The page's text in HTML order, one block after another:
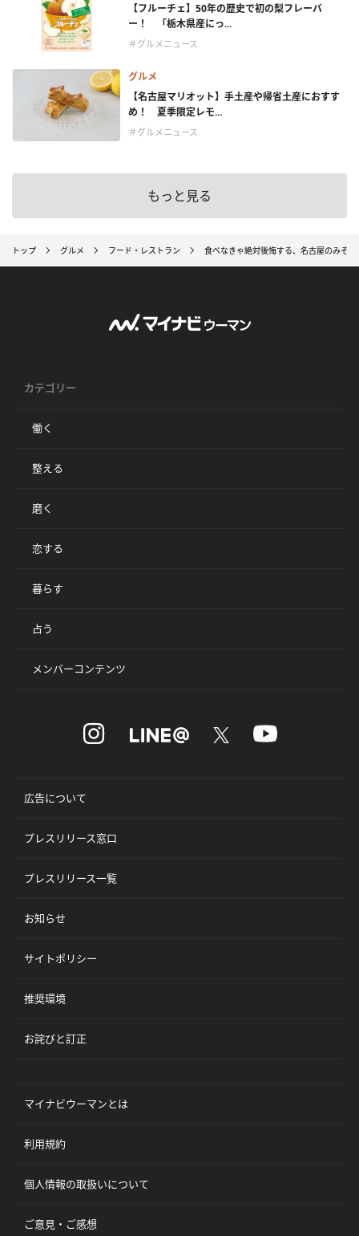
【フルーチェ】50年の歴史で初の梨フレーバ
ー！ 「栃木県産にっ...
＃グルメニュース
グルメ
【名古屋マリオット】手土産や帰省土産におすす
め！ 夏季限定レモ...
＃グルメニュース
もっと見る
トップ グルメ フード・レストラン 食べなきゃ絶対後悔する、名古屋のみそ
カテゴリー
働く
整える
磨く
恋する
暮らす
占う
メンバーコンテンツ
広告について
プレスリリース窓口
プレスリリース一覧
お知らせ
サイトポリシー
推奨環境
お詫びと訂正
マイナビウーマンとは
利用規約
個人情報の取扱いについて
ご意見・ご感想